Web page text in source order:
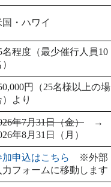
国・ハワイ
名程度（最少催行人員10
円（25名様以上の場
）より
年7月31日（金） →
年8月31日（月）
加申込はこちら
※外部
力フォームに移動します